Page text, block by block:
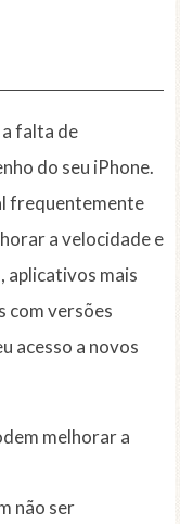
falta de
do seu iPhone.
frequentemente
a velocidade e
aplicativos mais
com versões
acesso a novos
melhorar a
não ser